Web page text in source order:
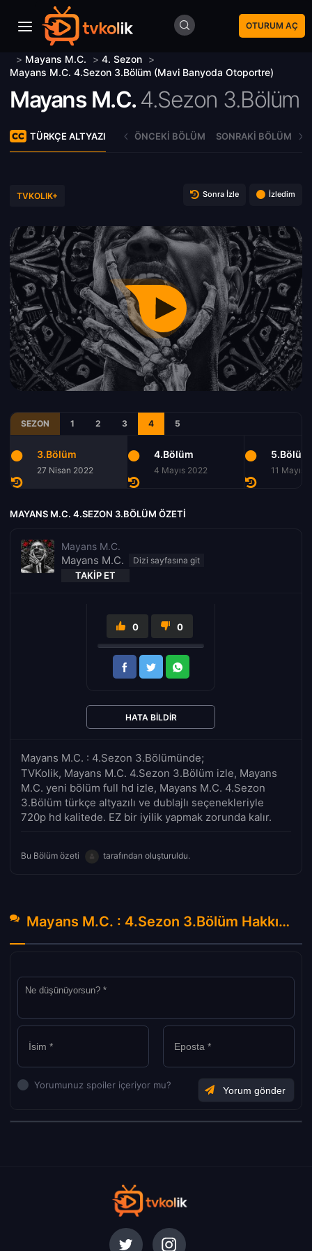
OTURUM AÇ
> Mayans M.C. > 4. Sezon >
Mayans M.C. 4.Sezon 3.Bölüm (Mavi Banyoda Otoportre)
Mayans M.C. 4.Sezon 3.Bölüm
TÜRKÇE ALTYAZI ÖNCEKI BÖLÜM SONRAKI BÖLÜM
TVKOLIK+ Sonra İzle İzledim
SEZON 1 2 3 4 5
3.Bölüm
27 Nisan 2022
4.Bölüm
4 Mayıs 2022
5.Bölüm
11 Mayıs
MAYANS M.C. 4.SEZON 3.BÖLÜM ÖZETI
Mayans M.C.
Mayans M.C.
TAKIP ET
Mayans M.C. : 4.Sezon 3.Bölümünde;
TVKolik, Mayans M.C. 4.Sezon 3.Bölüm izle, Mayans
M.C. yeni bölüm full hd izle, Mayans M.C. 4.Sezon
3.Bölüm türkçe altyazılı ve dublajlı seçenekleriyle
720p hd kalitede. EZ bir iyilik yapmak zorunda kalır.
Bu Bölüm özeti tarafından oluşturuldu.
0 0
HATA BILDIR
Mayans M.C. : 4.Sezon 3.Bölüm Hakkında Yorumlar
Yorumunuz spoiler içeriyor mu?